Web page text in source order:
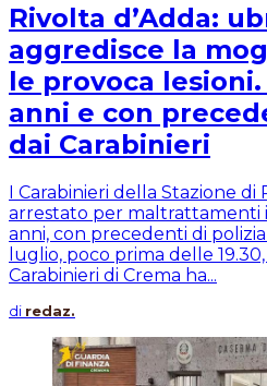
Rivolta d’Adda:
aggredisce la
le provoca lesioni.
anni e con
dai Carabinieri
I Carabinieri della Stazione di
arrestato per maltrattamenti
anni, con precedenti di polizia
luglio, poco prima delle
Carabinieri di Crema ha...
di redaz.